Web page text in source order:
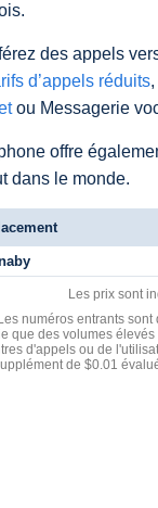
des appels
d’appels réduits
ou Messagerie
offre
dans le monde.
Les prix sont
Les numéros entrants
que des volumes
d'appels ou de
de $0.01